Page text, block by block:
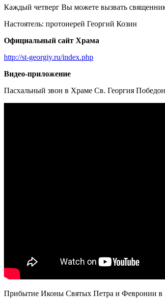
Каждый четверг Вы можете вызвать
Настоятель: протоиерей Георгий Козин
Официальный сайт Храма
http://st-georgiy.ru/index.php
Видео-приложение
Пасхальный звон в Храме Св. Георгия
Прибытие Иконы Святых Петра и Февронии в